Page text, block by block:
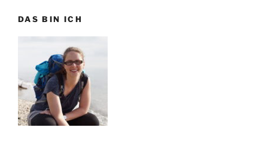
Ergebnis“
DAS BIN ICH